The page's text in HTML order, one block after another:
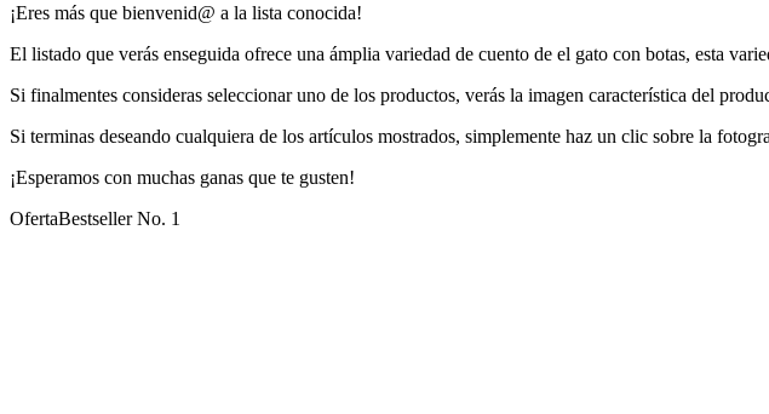
¡Eres más que bienvenid@ a la lista conocida!
El listado que verás enseguida ofrece una ámplia variedad de cuento de el gato con botas, esta
Si finalmentes consideras seleccionar uno de los productos, verás la imagen característica del
Si terminas deseando cualquiera de los artículos mostrados, simplemente haz un clic sobre la
¡Esperamos con muchas ganas que te gusten!
OfertaBestseller No. 1